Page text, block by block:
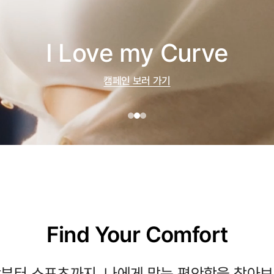
I Love my Curve
캠페인 보러 가기
Find Your Comfort